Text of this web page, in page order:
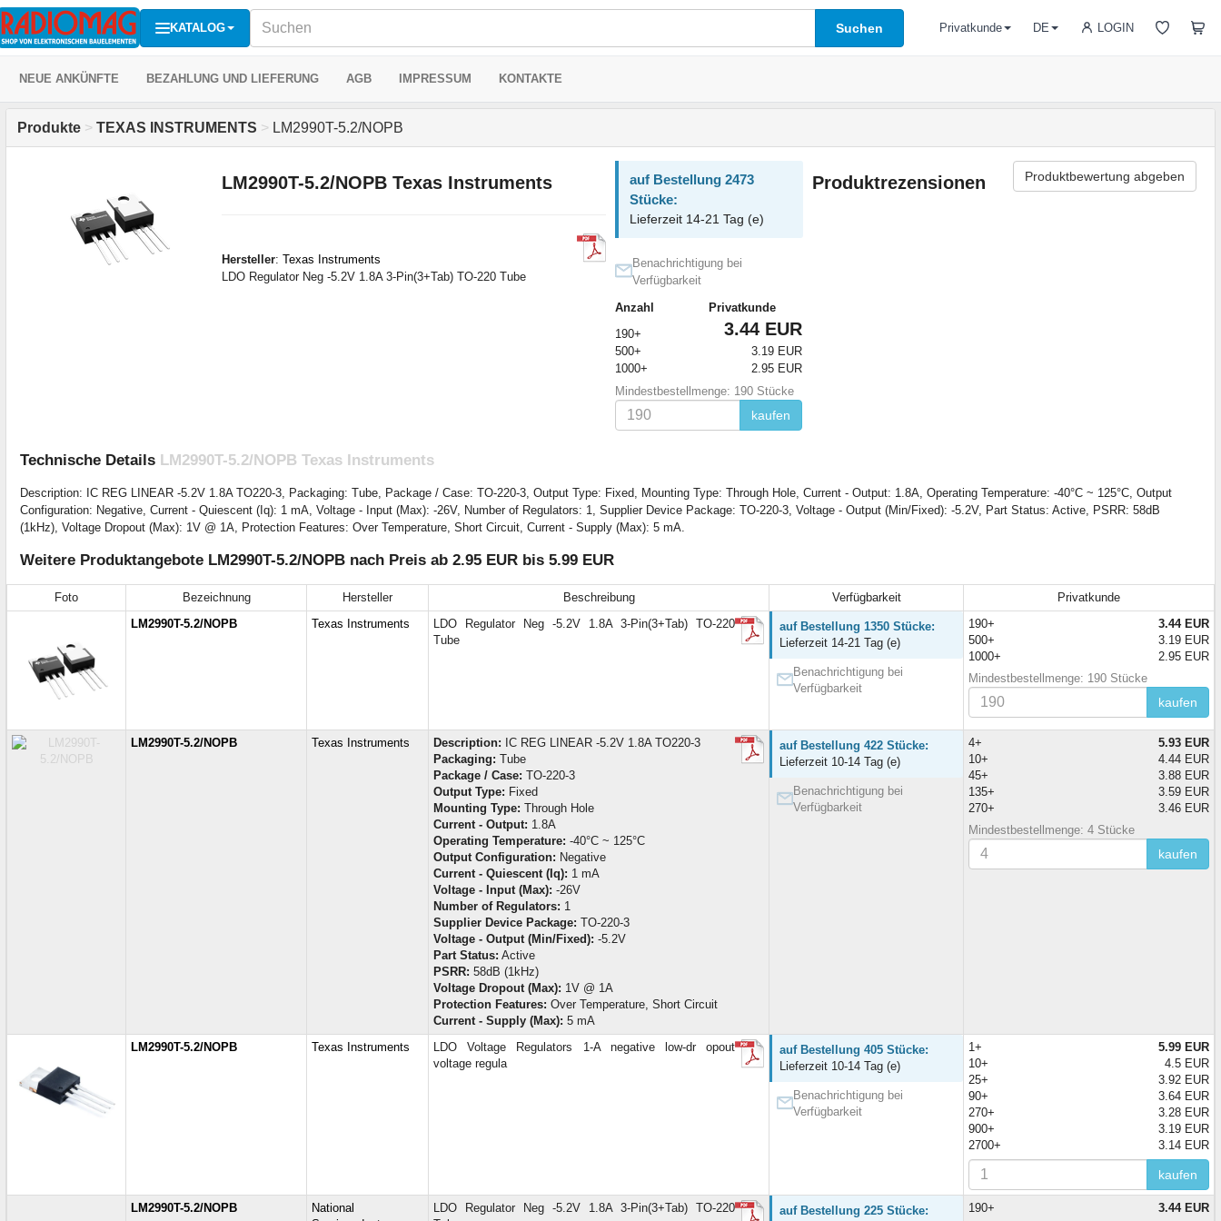
KATALOG Suchen LOGIN
Privatkunde DE
NEUE ANKÜNFTE BEZAHLUNG UND LIEFERUNG AGB IMPRESSUM KONTAKTE
Produkte > TEXAS INSTRUMENTS > LM2990T-5.2/NOPB
LM2990T-5.2/NOPB Texas Instruments
Hersteller: Texas Instruments
LDO Regulator Neg -5.2V 1.8A 3-Pin(3+Tab) TO-220 Tube
auf Bestellung 2473
Stücke:
Lieferzeit 14-21 Tag (e)
Benachrichtigung bei
Verfügbarkeit
Anzahl
Privatkunde
190+
3.44 EUR
500+
3.19 EUR
1000+
2.95 EUR
Mindestbestellmenge: 190 Stücke
kaufen
Produktrezensionen Produktbewertung abgeben
Technische Details LM2990T-5.2/NOPB Texas Instruments
Description: IC REG LINEAR -5.2V 1.8A TO220-3, Packaging: Tube, Package / Case: TO-220-3, Output Type: Fixed, Mounting Type: Through Hole, Current - Output: 1.8A, Operating Temperature: -40°C ~ 125°C, Output
Configuration: Negative, Current - Quiescent (Iq): 1 mA, Voltage - Input (Max): -26V, Number of Regulators: 1, Supplier Device Package: TO-220-3, Voltage - Output (Min/Fixed): -5.2V, Part Status: Active, PSRR: 58dB
(1kHz), Voltage Dropout (Max): 1V @ 1A, Protection Features: Over Temperature, Short Circuit, Current - Supply (Max): 5 mA.
Weitere Produktangebote LM2990T-5.2/NOPB nach Preis ab 2.95 EUR bis 5.99 EUR
Foto Bezeichnung Hersteller Beschreibung Verfügbarkeit
Privatkunde
LM2990T-5.2/NOPB
Texas Instruments
LDO Regulator Neg -5.2V 1.8A 3-Pin(3+Tab) TO-220
Tube
auf Bestellung 1350 Stücke:
Lieferzeit 14-21 Tag (e)
Benachrichtigung bei
Verfügbarkeit
190+
3.44 EUR
500+
3.19 EUR
1000+
2.95 EUR
Mindestbestellmenge: 190 Stücke
kaufen
LM2990T-5.2/NOPB Texas Instruments Description: IC REG LINEAR -5.2V 1.8A TO220-3
Packaging: Tube
Package / Case: TO-220-3
Output Type: Fixed
Mounting Type: Through Hole
Current - Output: 1.8A
Operating Temperature: -40°C ~ 125°C
Output Configuration: Negative
Current - Quiescent (Iq): 1 mA
Voltage - Input (Max): -26V
Number of Regulators: 1
Supplier Device Package: TO-220-3
Voltage - Output (Min/Fixed): -5.2V
Part Status: Active
PSRR: 58dB (1kHz)
Voltage Dropout (Max): 1V @ 1A
Protection Features: Over Temperature, Short Circuit
Current - Supply (Max): 5 mA
auf Bestellung 422 Stücke:
Lieferzeit 10-14 Tag (e)
Benachrichtigung bei
Verfügbarkeit
4+
5.93 EUR
10+
4.44 EUR
45+
3.88 EUR
135+
3.59 EUR
270+
3.46 EUR
Mindestbestellmenge: 4 Stücke
kaufen
LM2990T-5.2/NOPB Texas Instruments
LDO Voltage Regulators 1-A negative low-dr opout
voltage regula
auf Bestellung 405 Stücke:
Lieferzeit 10-14 Tag (e)
Benachrichtigung bei
Verfügbarkeit
1+
5.99 EUR
10+
4.5 EUR
25+
3.92 EUR
90+
3.64 EUR
270+
3.28 EUR
900+
3.19 EUR
2700+
3.14 EUR
kaufen
LM2990T-5.2/NOPB
National
LDO Regulator Neg -5.2V 1.8A 3-Pin(3+Tab) TO-220
auf Bestellung 225 Stücke:
190+ 3.44 EUR